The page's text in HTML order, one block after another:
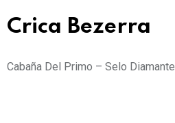
Crica Bezerra
Cabaña Del Primo – Selo Diamante